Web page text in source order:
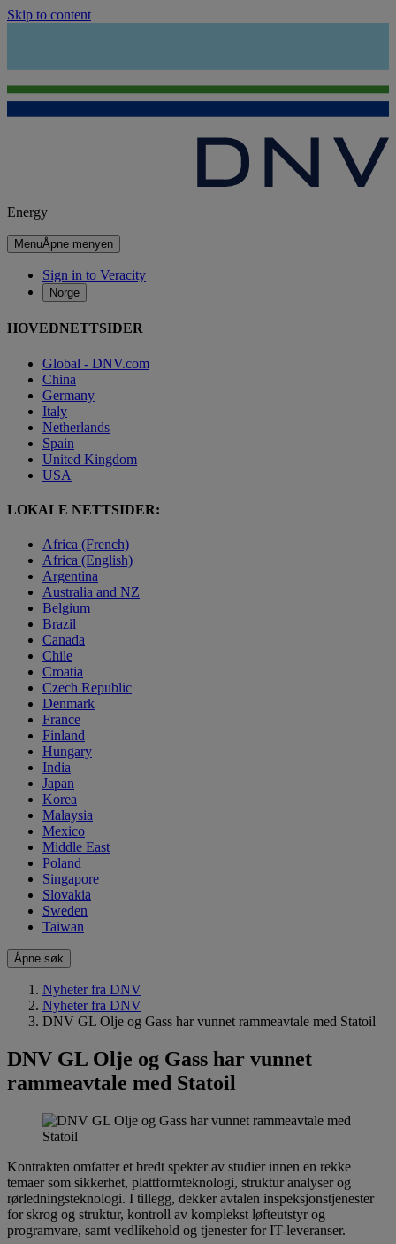
Skip to content
Energy
MenuÅpne menyen
Sign in to Veracity
Norge
HOVEDNETTSIDER
Global - DNV.com
China
Germany
Italy
Netherlands
Spain
United Kingdom
USA
LOKALE NETTSIDER:
Africa (French)
Africa (English)
Argentina
Australia and NZ
Belgium
Brazil
Canada
Chile
Croatia
Czech Republic
Denmark
France
Finland
Hungary
India
Japan
Korea
Malaysia
Mexico
Middle East
Poland
Singapore
Slovakia
Sweden
Taiwan
Åpne søk
Nyheter fra DNV
Nyheter fra DNV
DNV GL Olje og Gass har vunnet rammeavtale med Statoil
DNV GL Olje og Gass har vunnet
rammeavtale med Statoil
Kontrakten omfatter et bredt spekter av studier innen en rekke
temaer som sikkerhet, plattformteknologi, struktur analyser og
rørledningsteknologi. I tillegg, dekker avtalen inspeksjonstjenester
for skrog og struktur, kontroll av komplekst løfteutstyr og
programvare, samt vedlikehold og tjenester for IT-leveranser.